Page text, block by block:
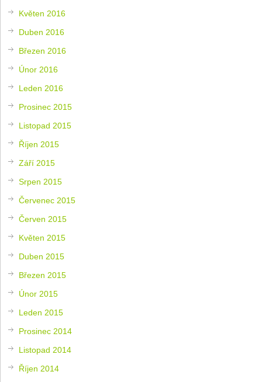
Květen 2016
Duben 2016
Březen 2016
Únor 2016
Leden 2016
Prosinec 2015
Listopad 2015
Říjen 2015
Září 2015
Srpen 2015
Červenec 2015
Červen 2015
Květen 2015
Duben 2015
Březen 2015
Únor 2015
Leden 2015
Prosinec 2014
Listopad 2014
Říjen 2014